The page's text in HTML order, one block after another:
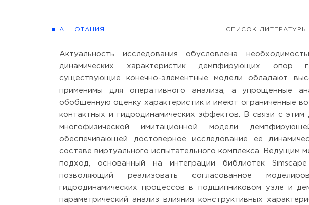
АННОТАЦИЯ СПИСОК ЛИТЕРАТУРЫ
Актуальность исследования обусловлена
динамических характеристик демпфирующих опор
существующие конечно-элементные модели обладают
применимы для оперативного анализа, а упрощенные
обобщенную оценку характеристик и имеют ограниченные
контактных и гидродинамических эффектов. В связи с этим
многофизической имитационной модели
обеспечивающей достоверное исследование ее
составе виртуального испытательного комплекса. Ведущим
подход, основанный на интеграции библиотек
позволяющий реализовать согласованное
гидродинамических процессов в подшипниковом узле и
параметрический анализ влияния конструктивных